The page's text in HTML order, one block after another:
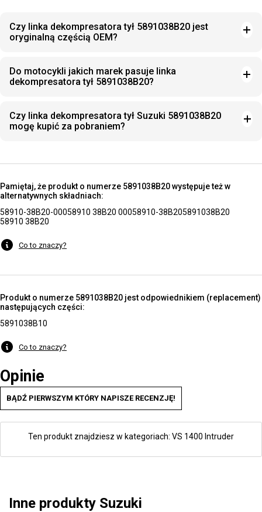
Czy linka dekompresatora tył 5891038B20 jest
oryginalną częścią OEM?
Do motocykli jakich marek pasuje linka
dekompresatora tył 5891038B20?
Czy linka dekompresatora tył Suzuki 5891038B20
mogę kupić za pobraniem?
Pamiętaj, że produkt o numerze 5891038B20 występuje też w
alternatywnych składniach:
58910-38B20-00058910 38B20 00058910-38B205891038B20
58910 38B20
Co to znaczy?
Produkt o numerze 5891038B20 jest odpowiednikiem (replacement)
następujących części:
5891038B10
Co to znaczy?
Opinie
BĄDŹ PIERWSZYM KTÓRY NAPISZE RECENZJĘ!
Ten produkt znajdziesz w kategoriach: VS 1400 Intruder
Inne produkty Suzuki